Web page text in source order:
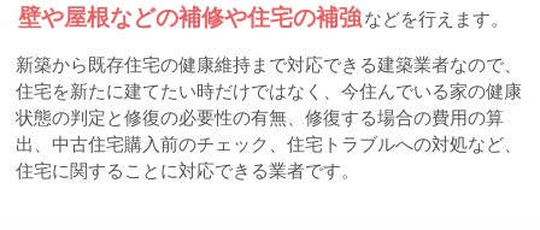
壁や屋根などの補修や住宅の補強などを行えます。
新築から既存住宅の健康維持まで対応できる建築業者なので、
住宅を新たに建てたい時だけではなく、今住んでいる家の健康
状態の判定と修復の必要性の有無、修復する場合の費用の算
出、中古住宅購入前のチェック、住宅トラブルへの対処など、
住宅に関することに対応できる業者です。